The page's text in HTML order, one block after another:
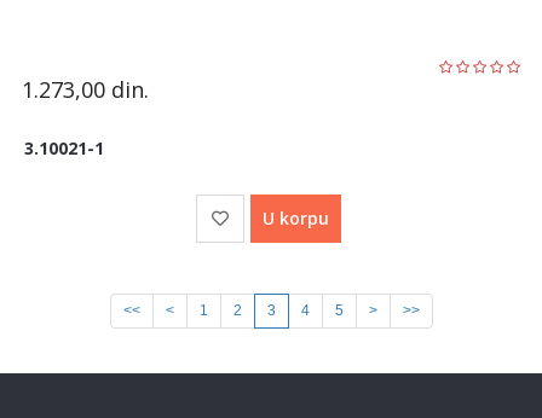
1.273,00 din.
3.10021-1
U korpu
<< < 1 2 3 4 5 > >>